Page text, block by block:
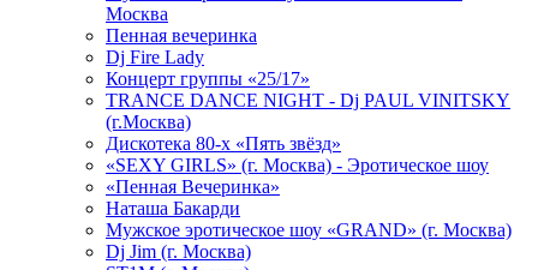
Москва
Пенная вечеринка
Dj Fire Lady
Концерт группы «25/17»
TRANCE DANCE NIGHT - Dj PAUL VINITSKY
(г.Москва)
Дискотека 80-х «Пять звёзд»
«SEXY GIRLS» (г. Москва) - Эротическое шоу
«Пенная Вечеринка»
Hаташа Бакарди
Мужское эротическое шоу «GRAND» (г. Москва)
Dj Jim (г. Москва)